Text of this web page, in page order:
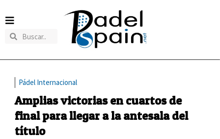
Pádel Internacional
Amplias victorias en cuartos de
final para llegar a la antesala del
título